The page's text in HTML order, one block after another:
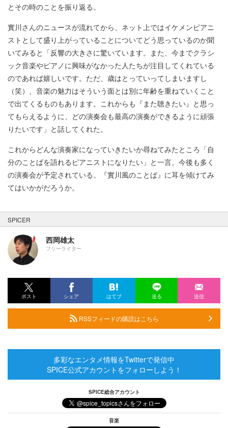
とその時のことを振り返る。
實川さんのニュースが流れてから、ネット上ではイケメンピアニ
ストとして盛り上がっていることについてどう思っているのか聞
いてみると「反響の大きさに驚いています。また、今までクラシ
ック音楽やピアノに興味がなかった人たちが注目してくれている
のであれば嬉しいです。ただ、歳はとっていってしまいますし
（笑）、音楽の魅力はそういう面とは別に年齢を重ねていくこと
で出てくるものもあります。これからも『また聴きたい』と思っ
てもらえるように、どの演奏会も最高の演奏ができるように頑張
りたいです」と話してくれた。
これからどんな演奏家になっていきたいか尋ねてみたところ「自
分のことばを語れるピアニストになりたい」と一言。今後も多く
の演奏会が予定されている。『實川風のことば』に耳を傾けてみ
てはいかがだろうか。
SPICER
西岡雄太
フリーライター
ポスト シェア はてブ 送る 送信
RSSフィードの購読はこちら
多彩なエンタメ情報をTwitterで発信中
SPICE公式アカウントをフォローしよう！
SPICE総合アカウント
音楽